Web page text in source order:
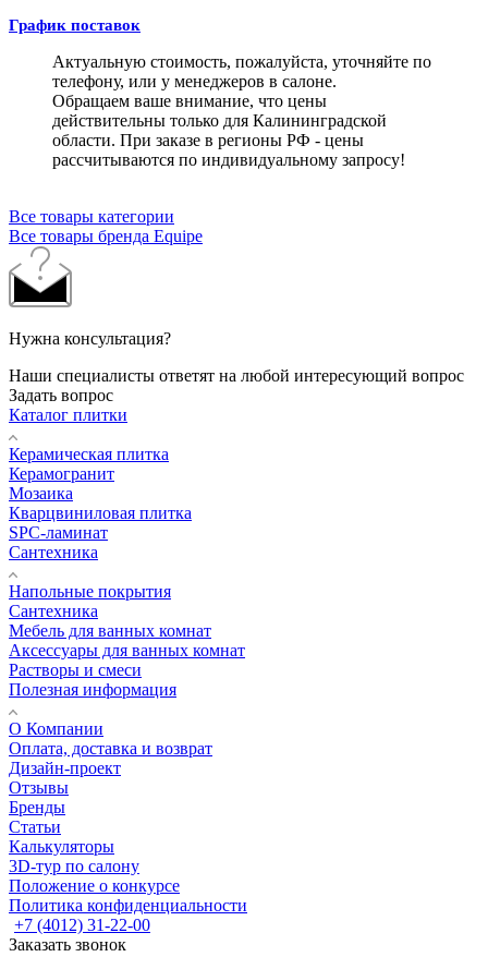
График поставок
Актуальную стоимость, пожалуйста, уточняйте по
телефону, или у менеджеров в салоне.
Обращаем ваше внимание, что цены
действительны только для Калининградской
области. При заказе в регионы РФ - цены
рассчитываются по индивидуальному запросу!
Все товары категории
Все товары бренда Equipe
Нужна консультация?
Наши специалисты ответят на любой интересующий вопрос
Задать вопрос
Каталог плитки
Керамическая плитка
Керамогранит
Мозаика
Кварцвиниловая плитка
SPC-ламинат
Сантехника
Напольные покрытия
Сантехника
Мебель для ванных комнат
Аксессуары для ванных комнат
Растворы и смеси
Полезная информация
О Компании
Оплата, доставка и возврат
Дизайн-проект
Отзывы
Бренды
Статьи
Калькуляторы
3D-тур по салону
Положение о конкурсе
Политика конфиденциальности
+7 (4012) 31-22-00
Заказать звонок